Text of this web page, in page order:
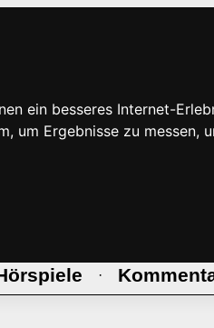
ein besseres Internet-
um Ergebnisse zu messen,
·